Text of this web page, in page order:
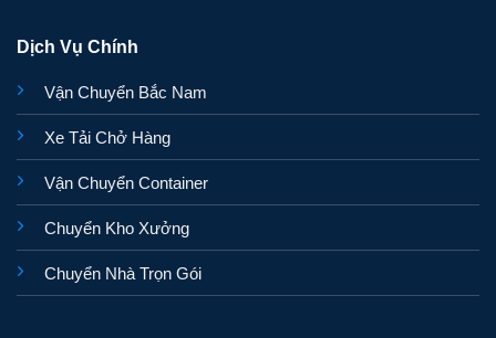
Dịch Vụ Chính
Vận Chuyển Bắc Nam
Xe Tải Chở Hàng
Vận Chuyển Container
Chuyển Kho Xưởng
Chuyển Nhà Trọn Gói